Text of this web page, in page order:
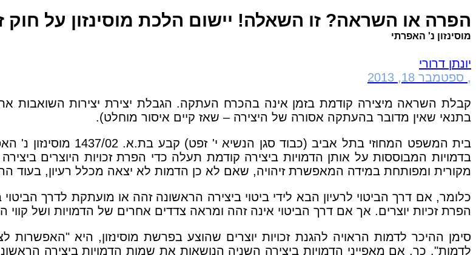
הפרה או השראה? זו השאלה! יישום הלכת מוסינזון על חוק
מוסינזון נ' האפרתי
יונתן דרורי
, ספטמבר 18, 2013
קבלת השראה מיצירה קודמת בזמן אינה בהכרח העתקה. הגבלת יצירת יצירות השואבות את
בתנאי שאין מדובר בהעתקה אסורה של היצירה – שאז קיים איסור מוחלט).
בית המשפט המחוזי בתל
בדמויות המבוססות על אותן הדמויות ביצירה קודמת תעלה כדי הפרת זכויות היוצרים
מקורית ומפותחת במידה המאפשרת זיהויה, שאם לא כן הדמות לא יצאה מכלל רעיון, בעוד
כלומר, אם דרך הביטוי לרעיון הבא לידי ביטוי ביצירה הראשונה זהה או מועתקת לדרך
הפרת זכיות יוצרים. אך אם דרך הביטוי אינה זהה ומראה צדדים אחרים של הדמויות ושל קווי
סימן ההיכר לדמות הראויה להגנת זכויות יוצרים שהוצע בפרשת מוסינזון, היא
לדמות". כך, אם מאפייני הדמויות ביצירה השניה הנושאות את שמות הדמויות ביצירה